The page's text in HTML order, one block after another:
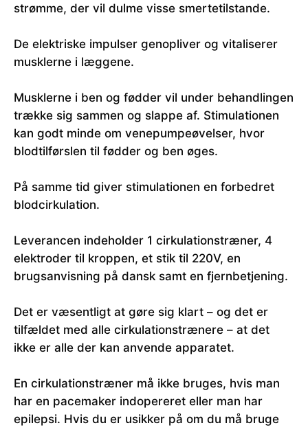
strømme, der vil dulme visse smertetilstande.
De elektriske impulser genopliver og vitaliserer
musklerne i læggene.
Musklerne i ben og fødder vil under behandlingen
trække sig sammen og slappe af. Stimulationen
kan godt minde om venepumpeøvelser, hvor
blodtilførslen til fødder og ben øges.
På samme tid giver stimulationen en forbedret
blodcirkulation.
Leverancen indeholder 1 cirkulationstræner, 4
elektroder til kroppen, et stik til 220V, en
brugsanvisning på dansk samt en fjernbetjening.
Det er væsentligt at gøre sig klart – og det er
tilfældet med alle cirkulationstrænere – at det
ikke er alle der kan anvende apparatet.
En cirkulationstræner må ikke bruges, hvis man
har en pacemaker indopereret eller man har
epilepsi. Hvis du er usikker på om du må bruge